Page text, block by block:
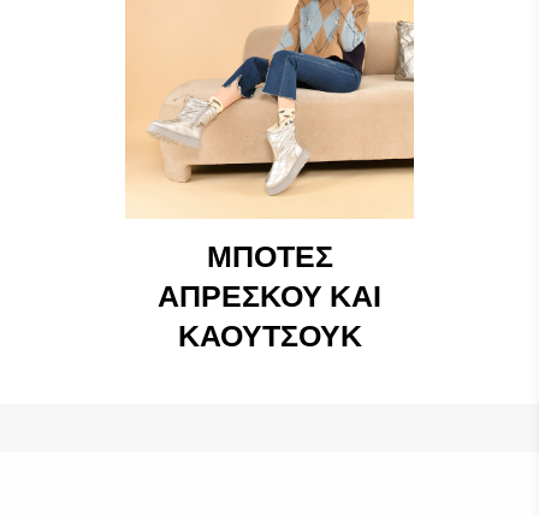
ΜΠΌΤΕΣ
ΑΠΡΈΣΚΟΥ ΚΑΙ
ΚΑΟΥΤΣΟΎΚ